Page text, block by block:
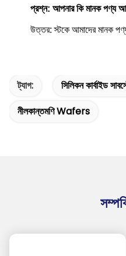
প্রশ্ন: আপনার কি মানক পণ্য
উত্তর: স্টকে আমাদের মানক
ট্যাগ: সিলিকন কার্বাইড
নীলকান্তমণি Wafers